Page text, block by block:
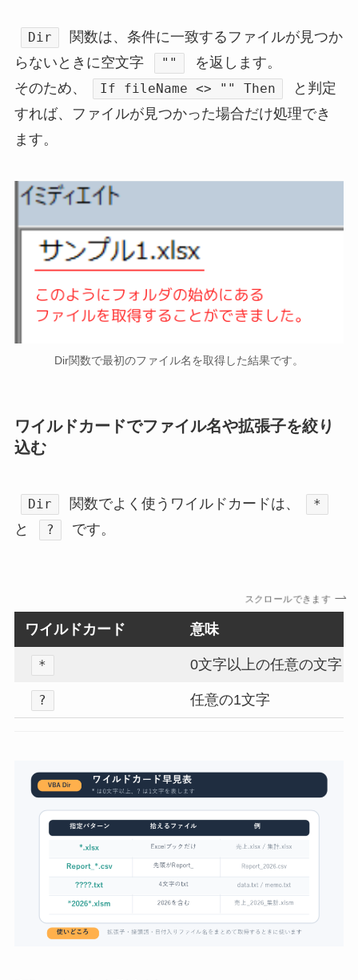
Dir
関数は、条件に一致するファイルが見つか
らないときに空文字
""
を返します。
そのため、
If fileName <> "" Then
と判定
すれば、ファイルが見つかった場合だけ処理でき
ます。
Dir関数で最初のファイル名を取得した結果です。
ワイルドカードでファイル名や拡張子を絞り
込む
Dir 関数でよく使うワイルドカードは、 *
と ? です。
スクロールできます
ワイルドカード 意味
* 0文字以上の任意の文字
? 任意の1文字